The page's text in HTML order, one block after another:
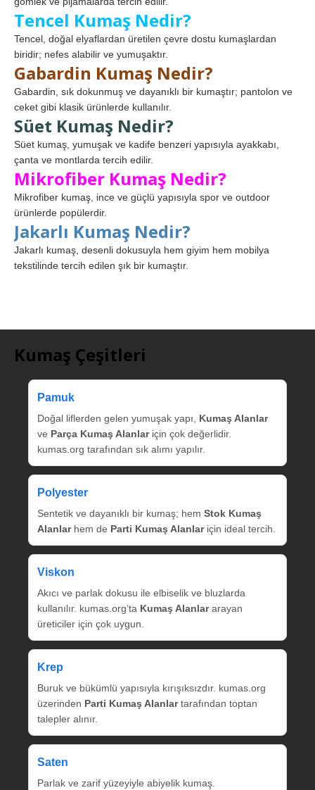
Tencel Kumaş Nedir?
Tencel, doğal elyaflardan üretilen çevre dostu kumaşlardan
biridir; nefes alabilir ve yumuşaktır.
Gabardin Kumaş Nedir?
Gabardin, sık dokunmuş ve dayanıklı bir kumaştır; pantolon ve
ceket gibi klasik ürünlerde kullanılır.
Süet Kumaş Nedir?
Süet kumaş, yumuşak ve kadife benzeri yapısıyla ayakkabı,
çanta ve montlarda tercih edilir.
Mikrofiber Kumaş Nedir?
Mikrofiber kumaş, ince ve güçlü yapısıyla spor ve outdoor
ürünlerde popülerdir.
Jakarlı Kumaş Nedir?
Jakarlı kumaş, desenli dokusuyla hem giyim hem mobilya
tekstilinde tercih edilen şık bir kumaştır.
Kumaş Çeşitleri
Pamuk
Doğal liflerden gelen yumuşak yapı, Kumaş Alanlar
ve Parça Kumaş Alanlariçin çok değerlidir.
kumas.org tarafından sık alımı yapılır.
Polyester
Sentetik ve dayanıklı bir kumaş; hem Stok Kumaş
Alanlarhem de Parti Kumaş Alanlariçin ideal tercih.
Viskon
Akıcı ve parlak dokusu ile elbiselik ve bluzlarda
kullanılır. kumas.org’ta Kumaş Alanlararayan
üreticiler için çok uygun.
Krep
Buruk ve bükümlü yapısıyla kırışıksızdır. kumas.org
üzerinden Parti Kumaş Alanlartarafından toptan
talepler alınır.
Saten
Parlak ve zarif yüzeyiyle abiyelik kumaş.